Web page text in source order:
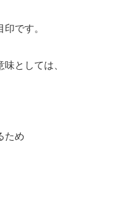
です。
としては、
ため